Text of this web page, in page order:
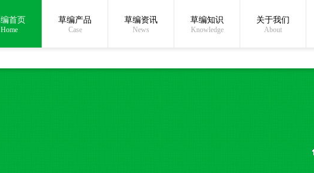
在线沟通: 草绳常识
首页
Home
草编产品
Case
草编资讯
News
草编知识
Knowledge
关于我们
About